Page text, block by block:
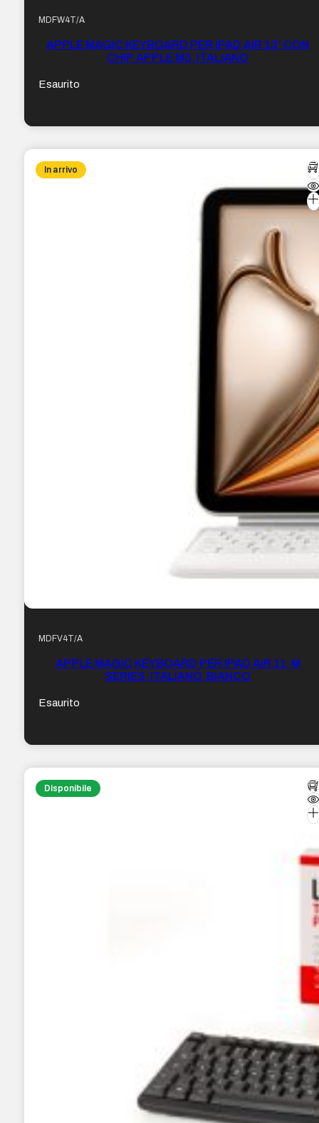
MDFW4T/A
APPLE MAGIC KEYBOARD PER IPAD AIR 13″ CON
CHIP APPLE M3, ITALIANO
Esaurito
In arrivo
MDFV4T/A
APPLE MAGIC KEYBOARD PER IPAD AIR 11, M
SERIES, ITALIANO, BIANCO
Esaurito
Disponibile